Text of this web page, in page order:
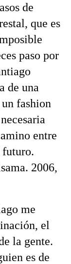
de
que es
paso por
de una
fashion
entre
futuro.
2006,
me
el
la gente.
es de